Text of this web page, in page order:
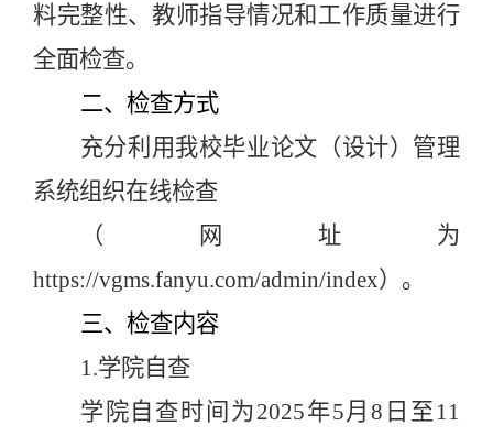
料完整性、教师指导情况和工作质量进行
全面检查。
二、 检查方式
充分利用我校毕业论文（设计）管理
系统组织在线检查
（网址为
https://vgms.fanyu.com/admin/index）。
三、检查内容
1.学院自查
学院自查时间为2025年5月8日至11